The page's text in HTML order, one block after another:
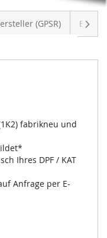
(GPSR)
fabrikneu und
Ihres DPF / KAT
Anfrage per E-